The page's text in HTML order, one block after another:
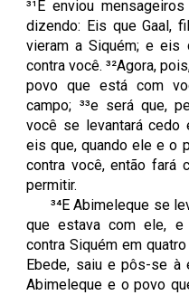
³¹E enviou
dizendo: Eis que Gaal,
vieram a Siquém; e eis
contra você. ³²Agora,
povo que está com
campo; ³³e será que,
você se levantará cedo
eis que, quando ele e o
contra você, então fará
permitir.
³⁴E Abimeleque se
que estava com ele, e
contra Siquém em quatro
Ebede, saiu e pôs-se à
Abimeleque e o povo